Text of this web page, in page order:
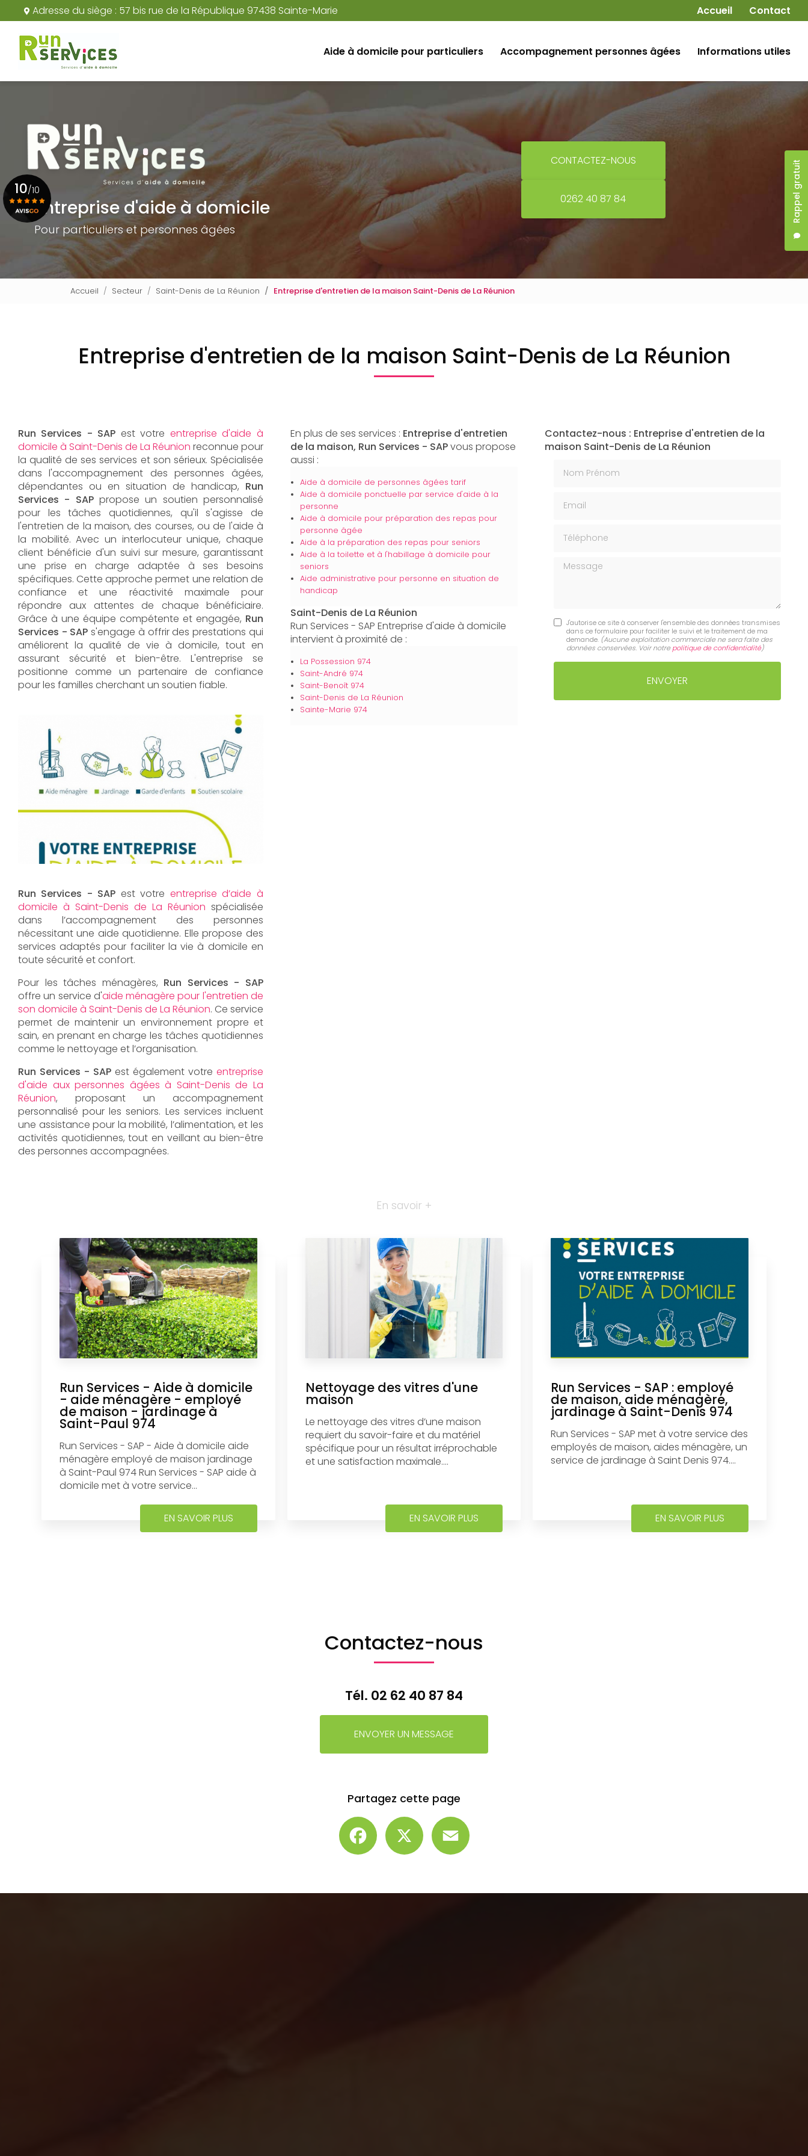
au
contenu
principal
Adresse du siège : 57 bis rue de la République 97438 Sainte-Marie Navigation secondaire
Accueil Contact
Rappel gratuit
Aide à domicile pour particuliers
Accompagnement personnes âgées Informations utiles
Entreprise d'aide à domicile
Pour particuliers et personnes âgées
CONTACTEZ-NOUS
0262 40 87 84
10/10
Voir le certificat
Accueil Secteur Saint-Denis de La Réunion Entreprise d'entretien de la maison Saint-Denis de La Réunion
Entreprise d'entretien de la maison Saint-Denis de La Réunion
Run Services - SAP est votre entreprise d'aide à
domicile à Saint-Denis de La Réunion reconnue pour
la qualité de ses services et son sérieux. Spécialisée
dans l'accompagnement des personnes âgées,
dépendantes ou en situation de handicap, Run
Services - SAP propose un soutien personnalisé
pour les tâches quotidiennes, qu'il s'agisse de
l'entretien de la maison, des courses, ou de l'aide à
la mobilité. Avec un interlocuteur unique, chaque
client bénéficie d'un suivi sur mesure, garantissant
une prise en charge adaptée à ses besoins
spécifiques. Cette approche permet une relation de
confiance et une réactivité maximale pour
répondre aux attentes de chaque bénéficiaire.
Grâce à une équipe compétente et engagée, Run
Services - SAPs'engage à offrir des prestations qui
améliorent la qualité de vie à domicile, tout en
assurant sécurité et bien-être. L'entreprise se
positionne comme un partenaire de confiance
pour les familles cherchant un soutien fiable.
Run Services - SAP est votre entreprise d’aide à
domicile à Saint-Denis de La Réunion spécialisée
dans l’accompagnement des personnes
nécessitant une aide quotidienne. Elle propose des
services adaptés pour faciliter la vie à domicile en
toute sécurité et confort.
Pour les tâches ménagères, Run Services - SAP
offre un service d'aide ménagère pour l'entretien de
son domicile à Saint-Denis de La Réunion. Ce service
permet de maintenir un environnement propre et
sain, en prenant en charge les tâches quotidiennes
comme le nettoyage et l’organisation.
Run Services - SAP est également votre entreprise
d'aide aux personnes âgées à Saint-Denis de La
Réunion, proposant un accompagnement
personnalisé pour les seniors. Les services incluent
une assistance pour la mobilité, l’alimentation, et les
activités quotidiennes, tout en veillant au bien-être
des personnes accompagnées.
En plus de ses services : Entreprise d'entretien
de la maison, Run Services - SAPvous propose
aussi :
Aide à domicile de personnes âgées tarif
Aide à domicile ponctuelle par service d'aide à la
personne
Aide à domicile pour préparation des repas pour
personne âgée
Aide à la préparation des repas pour seniors
Aide à la toilette et à l'habillage à domicile pour
seniors
Aide administrative pour personne en situation de
handicap
Saint-Denis de La Réunion
Run Services - SAP Entreprise d'aide à domicile
intervient à proximité de :
La Possession 974
Saint-André 974
Saint-Benoît 974
Saint-Denis de La Réunion
Sainte-Marie 974
Contactez-nous : Entreprise d'entretien de la
maison Saint-Denis de La Réunion
Message
J'autorise ce site à conserver l'ensemble des données transmises
dans ce formulaire pour faciliter le suivi et le traitement de ma
demande. (Aucune exploitation commerciale ne sera faite des
données conservées. Voir notre politique de confidentialité)
En savoir +
Run Services - Aide à domicile
- aide ménagère - employé
de maison - jardinage à
Saint-Paul 974
Run Services - SAP - Aide à domicile aide
ménagère employé de maison jardinage
à Saint-Paul 974 Run Services - SAP aide à
domicile met à votre service...
EN SAVOIR PLUS
Nettoyage des vitres d'une
maison
Le nettoyage des vitres d’une maison
requiert du savoir-faire et du matériel
spécifique pour un résultat irréprochable
et une satisfaction maximale....
EN SAVOIR PLUS
Run Services - SAP : employé
de maison, aide ménagère,
jardinage à Saint-Denis 974
Run Services - SAP met à votre service des
employés de maison, aides ménagère, un
service de jardinage à Saint Denis 974....
EN SAVOIR PLUS
Contactez-nous
Tél. 02 62 40 87 84
ENVOYER UN MESSAGE
Partagez cette page
Facebook